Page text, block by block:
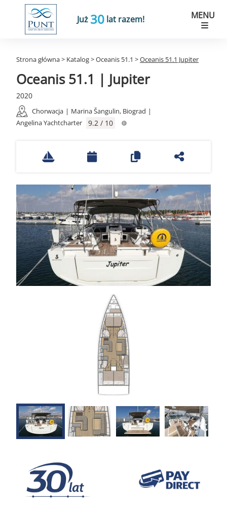
Już 30 lat razem! MENU
Strona główna> Katalog>Oceanis 51.1 >Oceanis 51.1 Jupiter
Oceanis 51.1 | Jupiter
2020
Chorwacja | Marina Šangulin, Biograd |
Angelina Yachtcharter
9.2 / 10